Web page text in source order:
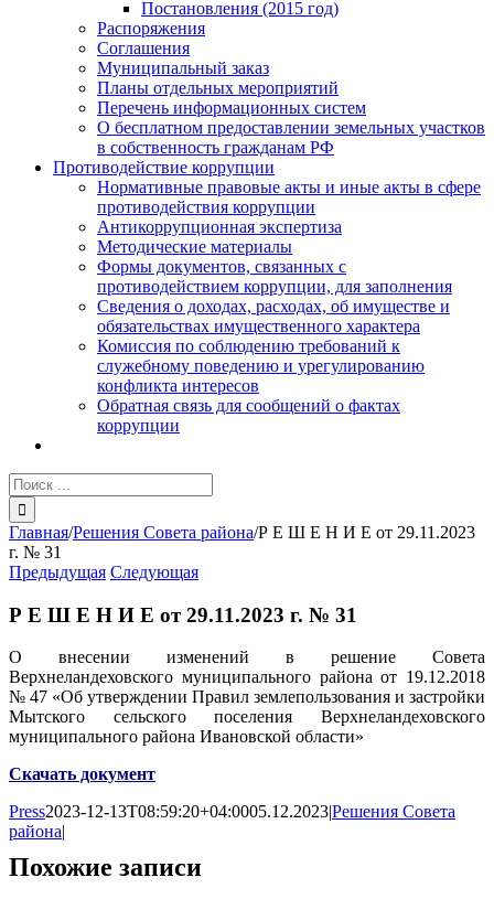
Постановления (2015 год)
Распоряжения
Соглашения
Муниципальный заказ
Планы отдельных мероприятий
Перечень информационных систем
О бесплатном предоставлении земельных участков
в собственность гражданам РФ
Противодействие коррупции
Нормативные правовые акты и иные акты в сфере
противодействия коррупции
Антикоррупционная экспертиза
Методические материалы
Формы документов, связанных с
противодействием коррупции, для заполнения
Сведения о доходах, расходах, об имуществе и
обязательствах имущественного характера
Комиссия по соблюдению требований к
служебному поведению и урегулированию
конфликта интересов
Обратная связь для сообщений о фактах
коррупции
Результат
поиска:
Главная/Решения Совета района/Р Е Ш Е Н И Е от 29.11.2023
г. № 31
Предыдущая Следующая
Р Е Ш Е Н И Е от 29.11.2023 г. № 31
О внесении изменений в решение Совета
Верхнеландеховского муниципального района от 19.12.2018
№ 47 «Об утверждении Правил землепользования и застройки
Мытского сельского поселения Верхнеландеховского
муниципального района Ивановской области»
Скачать документ
Press2023-12-13T08:59:20+04:0005.12.2023|Решения Совета
района|
Похожие записи